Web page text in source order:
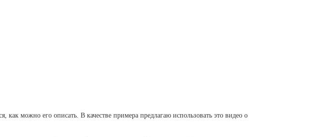
как можно его описать. В качестве примера предлагаю использовать это видео о